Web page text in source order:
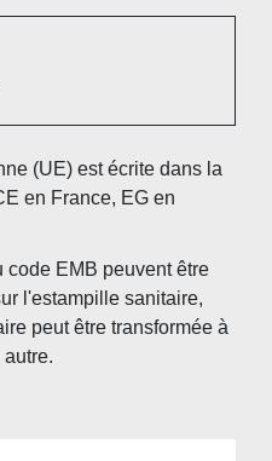
(UE) est écrite dans la
en France, EG en
code EMB peuvent être
l'estampille sanitaire,
peut être transformée à